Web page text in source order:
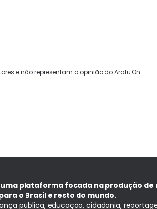
e não representam a opinião do Aratu On.
uma plataforma focada na produção
o Brasil e resto do mundo.
pública, educação, cidadania,